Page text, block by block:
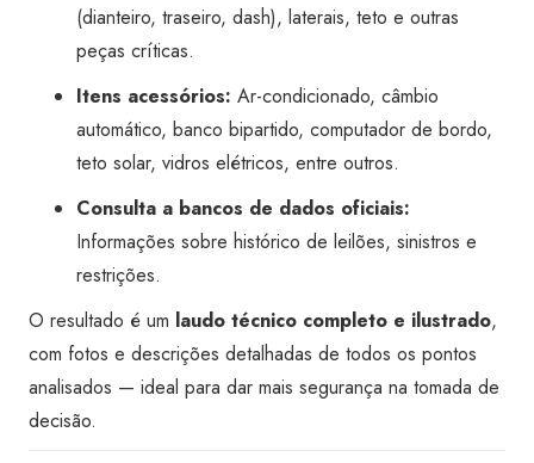
(dianteiro, traseiro, dash), laterais, teto e outras
peças críticas.
Itens acessórios: Ar-condicionado, câmbio
automático, banco bipartido, computador de bordo,
teto solar, vidros elétricos, entre outros.
Consulta a bancos de dados oficiais:
Informações sobre histórico de leilões, sinistros e
restrições.
O resultado é um laudo técnico completo e ilustrado,
com fotos e descrições detalhadas de todos os pontos
analisados — ideal para dar mais segurança na tomada de
decisão.